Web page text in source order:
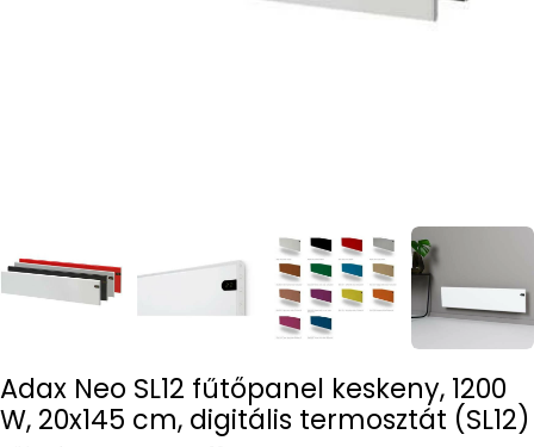
Adax Neo SL12 fűtőpanel keskeny, 1200
W, 20x145 cm, digitális termosztát (SL12)